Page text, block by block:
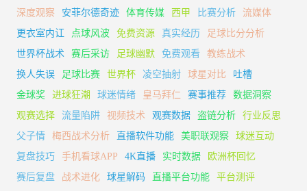
深度观察
安菲尔德奇迹 体育传媒 西甲 比赛分析
流媒体
更衣室内讧
点球风波 免费资源 真实经历
足球比分分析
世界杯战术
赛后采访 足球幽默 免费观看
教练战术
换人失误
足球比赛 世界杯 凌空抽射 球星对比
吐槽
金球奖
进球狂潮 球迷情绪 皇马拜仁 赛事推荐
数据洞察
观赛选择
流量陷阱 视频技术 观赛数据 盗链分析
行业反思
父子情
梅西战术分析 直播软件功能 美职联观察
球迷互动
复盘技巧
手机看球APP 4K直播 实时数据
欧洲杯回忆
赛后复盘
战术进化 球星解码 直播平台功能
平台测评